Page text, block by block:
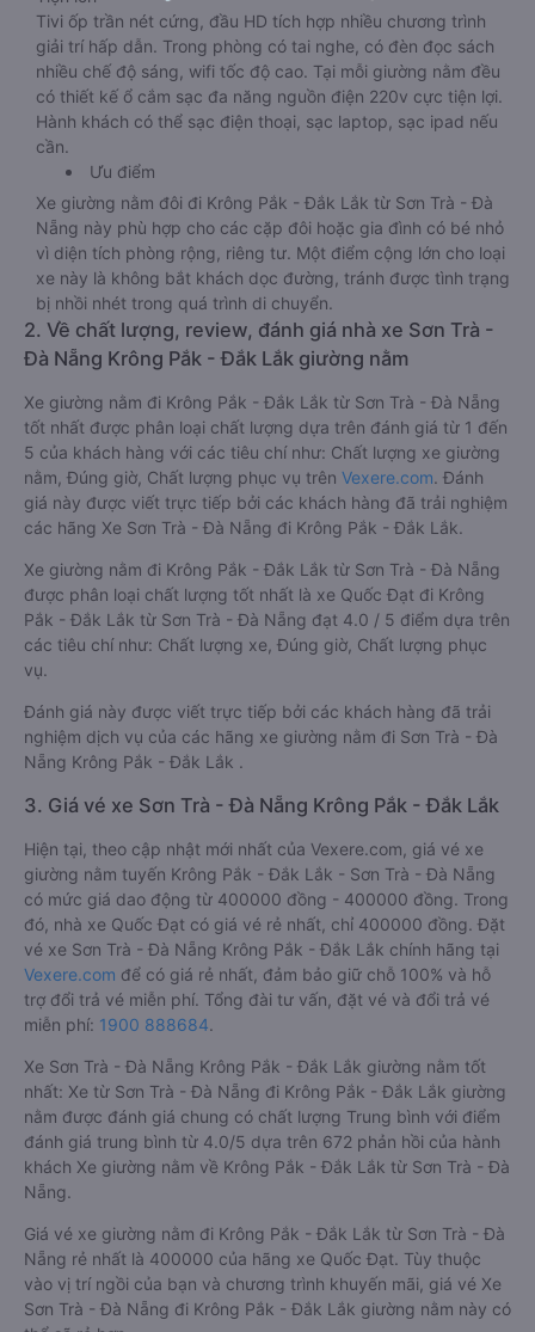
Tivi ốp trần nét cứng, đầu HD tích hợp nhiều chương trình
giải trí hấp dẫn. Trong phòng có tai nghe, có đèn đọc sách
nhiều chế độ sáng, wifi tốc độ cao. Tại mỗi giường nằm đều
có thiết kế ổ cắm sạc đa năng nguồn điện 220v cực tiện lợi.
Hành khách có thể sạc điện thoại, sạc laptop, sạc ipad nếu
cần.
Ưu điểm
Xe giường nằm đôi đi Krông Pắk - Đắk Lắk từ Sơn Trà - Đà
Nẵng này phù hợp cho các cặp đôi hoặc gia đình có bé nhỏ
vì diện tích phòng rộng, riêng tư. Một điểm cộng lớn cho loại
xe này là không bắt khách dọc đường, tránh được tình trạng
bị nhồi nhét trong quá trình di chuyển.
2. Về chất lượng, review, đánh giá nhà xe Sơn Trà -
Đà Nẵng Krông Pắk - Đắk Lắk giường nằm
Xe giường nằm đi Krông Pắk - Đắk Lắk từ Sơn Trà - Đà Nẵng
tốt nhất được phân loại chất lượng dựa trên đánh giá từ 1 đến
5 của khách hàng với các tiêu chí như: Chất lượng xe giường
nằm, Đúng giờ, Chất lượng phục vụ trên Vexere.com. Đánh
giá này được viết trực tiếp bởi các khách hàng đã trải nghiệm
các hãng Xe Sơn Trà - Đà Nẵng đi Krông Pắk - Đắk Lắk.
Xe giường nằm đi Krông Pắk - Đắk Lắk từ Sơn Trà - Đà Nẵng
được phân loại chất lượng tốt nhất là xe Quốc Đạt đi Krông
Pắk - Đắk Lắk từ Sơn Trà - Đà Nẵng đạt 4.0 / 5 điểm dựa trên
các tiêu chí như: Chất lượng xe, Đúng giờ, Chất lượng phục
vụ.
Đánh giá này được viết trực tiếp bởi các khách hàng đã trải
nghiệm dịch vụ của các hãng xe giường nằm đi Sơn Trà - Đà
Nẵng Krông Pắk - Đắk Lắk .
3. Giá vé xe Sơn Trà - Đà Nẵng Krông Pắk - Đắk Lắk
Hiện tại, theo cập nhật mới nhất của Vexere.com, giá vé xe
giường nằm tuyến Krông Pắk - Đắk Lắk - Sơn Trà - Đà Nẵng
có mức giá dao động từ 400000 đồng - 400000 đồng. Trong
đó, nhà xe Quốc Đạt có giá vé rẻ nhất, chỉ 400000 đồng. Đặt
vé xe Sơn Trà - Đà Nẵng Krông Pắk - Đắk Lắk chính hãng tại
Vexere.com để có giá rẻ nhất, đảm bảo giữ chỗ 100% và hỗ
trợ đổi trả vé miễn phí. Tổng đài tư vấn, đặt vé và đổi trả vé
miễn phí: 1900 888684.
Xe Sơn Trà - Đà Nẵng Krông Pắk - Đắk Lắk giường nằm tốt
nhất: Xe từ Sơn Trà - Đà Nẵng đi Krông Pắk - Đắk Lắk giường
nằm được đánh giá chung có chất lượng Trung bình với điểm
đánh giá trung bình từ 4.0/5 dựa trên 672 phản hồi của hành
khách Xe giường nằm về Krông Pắk - Đắk Lắk từ Sơn Trà - Đà
Nẵng.
Giá vé xe giường nằm đi Krông Pắk - Đắk Lắk từ Sơn Trà - Đà
Nẵng rẻ nhất là 400000 của hãng xe Quốc Đạt. Tùy thuộc
vào vị trí ngồi của bạn và chương trình khuyến mãi, giá vé Xe
Sơn Trà - Đà Nẵng đi Krông Pắk - Đắk Lắk giường nằm này có